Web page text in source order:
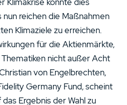
reichen die Maßnahmen
Klimaziele zu erreichen.
für die Aktienmärkte,
nicht außer Acht
von Engelbrechten,
Germany Fund, scheint
Ergebnis der Wahl zu